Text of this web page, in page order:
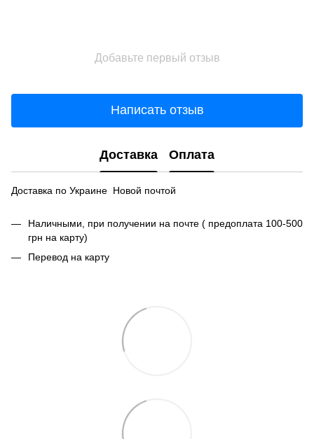
Добавьте первый отзыв
Написать отзыв
Доставка Оплата
Доставка по Украине Новой почтой
Наличными, при получении на почте ( предоплата 100-500
грн на карту)
Перевод на карту